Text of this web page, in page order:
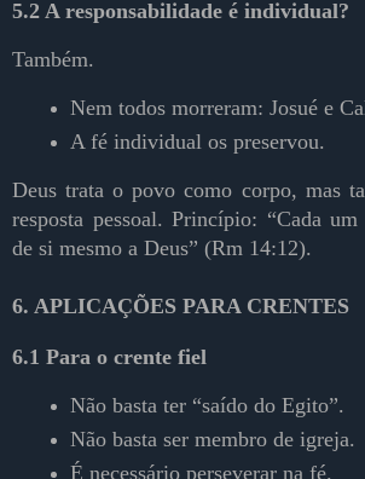
5.2 A responsabilidade é individual?
Também.
Nem todos morreram: Josué e
A fé individual os preservou.
Deus trata o povo como corpo, mas
resposta pessoal. Princípio: “Cada
de si mesmo a Deus” (Rm 14:12).
6. APLICAÇÕES PARA CRENTES
6.1 Para o crente fiel
Não basta ter “saído do Egito”.
Não basta ser membro de igreja.
É necessário perseverar na fé.